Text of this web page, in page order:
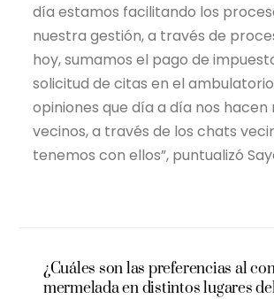
día estamos facilitando los
nuestra gestión, a través de
hoy, sumamos el pago de
solicitud de citas en el
opiniones que día a día nos hacen
vecinos, a través de los chats
tenemos con ellos”, puntualizó
¿Cuáles son las preferencias al
mermelada en distintos lugares